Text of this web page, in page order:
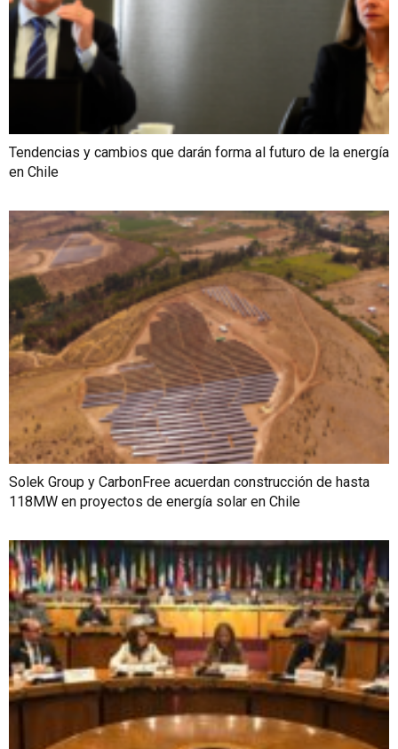
Tendencias y cambios que darán forma al futuro de la energía
en Chile
Solek Group y CarbonFree acuerdan construcción de hasta
118MW en proyectos de energía solar en Chile